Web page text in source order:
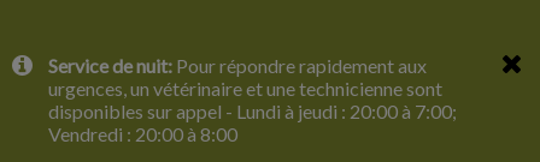
IvcPractices.HeaderNav.Search.Label
Envoyer
Service de nuit: Pour répondre rapidement aux
urgences, un vétérinaire et une technicienne sont
disponibles sur appel - Lundi à jeudi : 20:00 à 7:00;
Vendredi : 20:00 à 8:00